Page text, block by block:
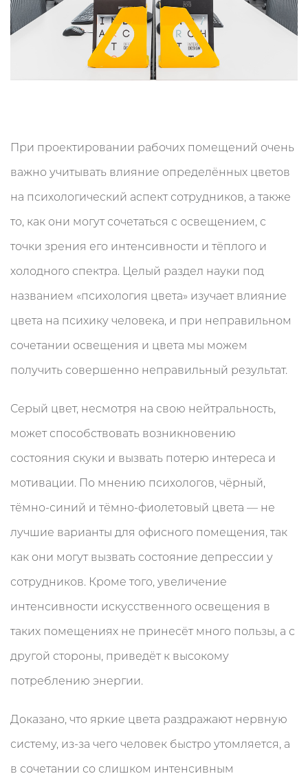
При проектировании рабочих помещений очень
важно учитывать влияние определённых цветов
на психологический аспект сотрудников, а также
то, как они могут сочетаться с освещением, с
точки зрения его интенсивности и тёплого и
холодного спектра. Целый раздел науки под
названием «психология цвета» изучает влияние
цвета на психику человека, и при неправильном
сочетании освещения и цвета мы можем
получить совершенно неправильный результат.
Серый цвет, несмотря на свою нейтральность,
может способствовать возникновению
состояния скуки и вызвать потерю интереса и
мотивации. По мнению психологов, чёрный,
тёмно-синий и тёмно-фиолетовый цвета — не
лучшие варианты для офисного помещения, так
как они могут вызвать состояние депрессии у
сотрудников. Кроме того, увеличение
интенсивности искусственного освещения в
таких помещениях не принесёт много пользы, а с
другой стороны, приведёт к высокому
потреблению энергии.
Доказано, что яркие цвета раздражают нервную
систему, из-за чего человек быстро утомляется, а
в сочетании со слишком интенсивным